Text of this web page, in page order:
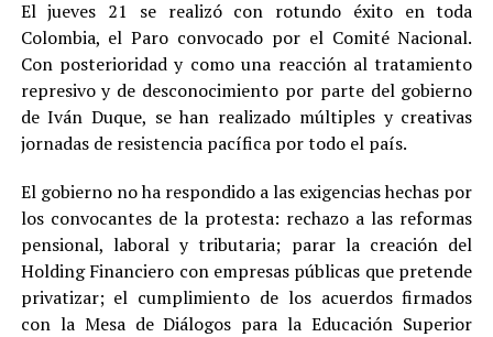
El jueves 21 se realizó con rotundo éxito en toda
Colombia, el Paro convocado por el Comité Nacional.
Con posterioridad y como una reacción al tratamiento
represivo y de desconocimiento por parte del gobierno
de Iván Duque, se han realizado múltiples y creativas
jornadas de resistencia pacífica por todo el país.
El gobierno no ha respondido a las exigencias hechas por
los convocantes de la protesta: rechazo a las reformas
pensional, laboral y tributaria; parar la creación del
Holding Financiero con empresas públicas que pretende
privatizar; el cumplimiento de los acuerdos firmados
con la Mesa de Diálogos para la Educación Superior